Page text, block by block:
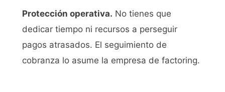
Protección operativa. No tienes que
dedicar tiempo ni recursos a perseguir
pagos atrasados. El seguimiento de
cobranza lo asume la empresa de factoring.